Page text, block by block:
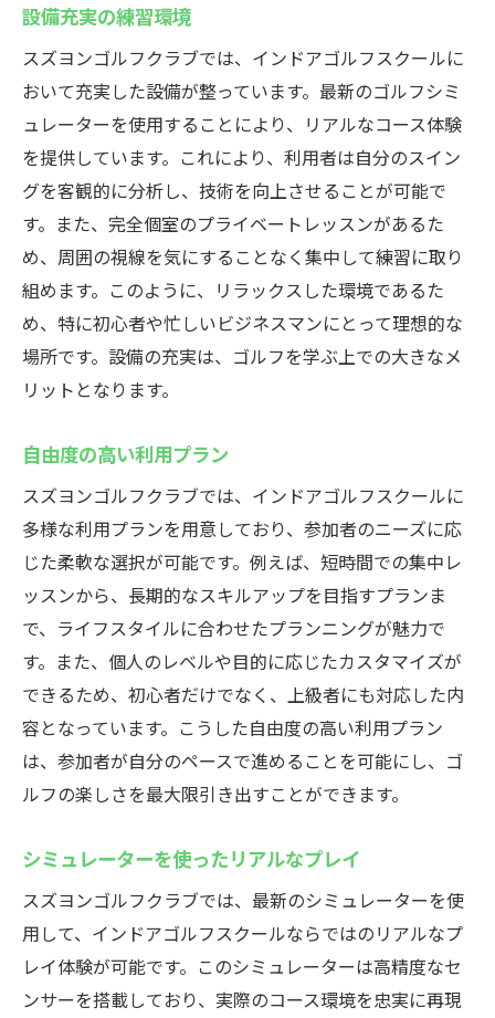
設備充実の練習環境
スズヨンゴルフクラブでは、インドアゴルフスクールに
おいて充実した設備が整っています。最新のゴルフシミ
ュレーターを使用することにより、リアルなコース体験
を提供しています。これにより、利用者は自分のスイン
グを客観的に分析し、技術を向上させることが可能で
す。また、完全個室のプライベートレッスンがあるた
め、周囲の視線を気にすることなく集中して練習に取り
組めます。このように、リラックスした環境であるた
め、特に初心者や忙しいビジネスマンにとって理想的な
場所です。設備の充実は、ゴルフを学ぶ上での大きなメ
リットとなります。
自由度の高い利用プラン
スズヨンゴルフクラブでは、インドアゴルフスクールに
多様な利用プランを用意しており、参加者のニーズに応
じた柔軟な選択が可能です。例えば、短時間での集中レ
ッスンから、長期的なスキルアップを目指すプランま
で、ライフスタイルに合わせたプランニングが魅力で
す。また、個人のレベルや目的に応じたカスタマイズが
できるため、初心者だけでなく、上級者にも対応した内
容となっています。こうした自由度の高い利用プラン
は、参加者が自分のペースで進めることを可能にし、ゴ
ルフの楽しさを最大限引き出すことができます。
シミュレーターを使ったリアルなプレイ
スズヨンゴルフクラブでは、最新のシミュレーターを使
用して、インドアゴルフスクールならではのリアルなプ
レイ体験が可能です。このシミュレーターは高精度なセ
ンサーを搭載しており、実際のコース環境を忠実に再現